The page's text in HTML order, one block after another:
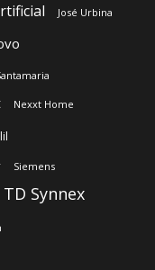
José Urbina
Nexxt Home
Siemens
TD Synnex